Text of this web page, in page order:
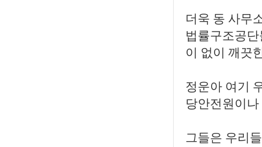
더욱 동 사무
법률구조공
이 없이 깨끗
정운아 여기
당안전원이
그들은 우리